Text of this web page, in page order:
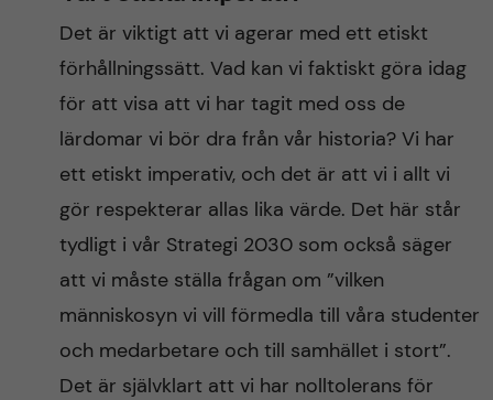
Det är viktigt att vi agerar med ett etiskt
förhållningssätt. Vad kan vi faktiskt göra idag
för att visa att vi har tagit med oss de
lärdomar vi bör dra från vår historia? Vi har
ett etiskt imperativ, och det är att vi i allt vi
gör respekterar allas lika värde. Det här står
tydligt i vår Strategi 2030 som också säger
att vi måste ställa frågan om ”vilken
människosyn vi vill förmedla till våra studenter
och medarbetare och till samhället i stort”.
Det är självklart att vi har nolltolerans för